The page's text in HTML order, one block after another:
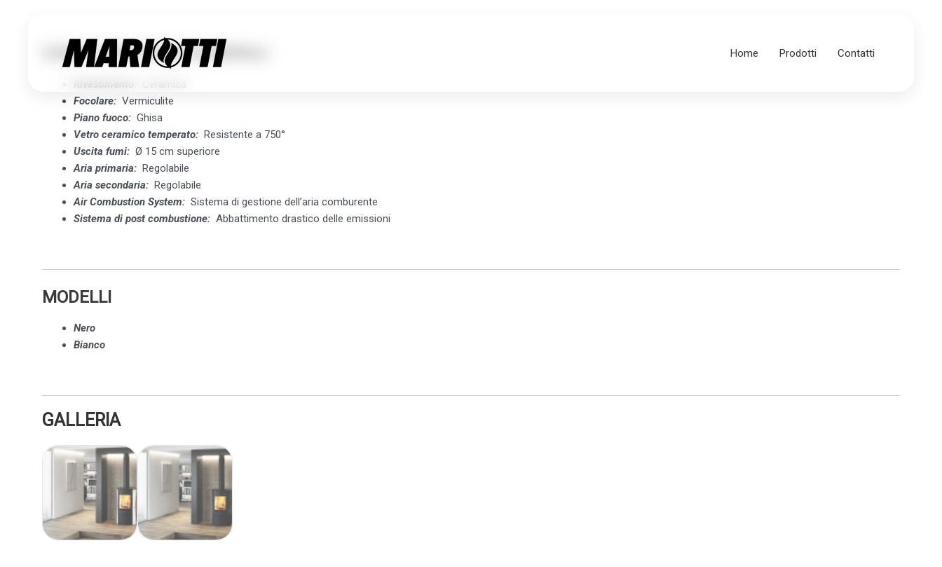
Home Prodotti Contatti
KLASS CERAMICA
EDILKAMIN
CARATTERISTICHE GENERALI
Rivestimento:
Ceramica
Focolare: Vermiculite
Piano fuoco: Ghisa
Vetro ceramico temperato: Resistente a 750°
Uscita fumi: Ø 15 cm superiore
Aria primaria: Regolabile
Aria secondaria: Regolabile
Air Combustion System: Sistema di gestione dell’aria comburente
Sistema di post combustione: Abbattimento drastico delle emissioni
MODELLI
Nero
Bianco
GALLERIA